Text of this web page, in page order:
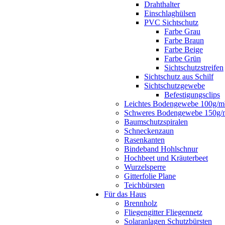
Drahthalter
Einschlaghülsen
PVC Sichtschutz
Farbe Grau
Farbe Braun
Farbe Beige
Farbe Grün
Sichtschutzstreifen
Sichtschutz aus Schilf
Sichtschutzgewebe
Befestigungsclips
Leichtes Bodengewebe 100g/
Schweres Bodengewebe 150g/
Baumschutzspiralen
Schneckenzaun
Rasenkanten
Bindeband Hohlschnur
Hochbeet und Kräuterbeet
Wurzelsperre
Gitterfolie Plane
Teichbürsten
Für das Haus
Brennholz
Fliegengitter Fliegennetz
Solaranlagen Schutzbürsten